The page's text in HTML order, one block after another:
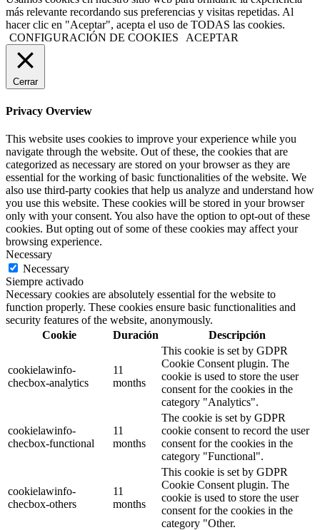
más relevante recordando sus preferencias y visitas repetidas. Al
hacer clic en "Aceptar", acepta el uso de TODAS las cookies.
CONFIGURACIÓN DE COOKIES
ACEPTAR
Cerrar
Privacy Overview
This website uses cookies to improve your experience while you
navigate through the website. Out of these, the cookies that are
categorized as necessary are stored on your browser as they are
essential for the working of basic functionalities of the website. We
also use third-party cookies that help us analyze and understand how
you use this website. These cookies will be stored in your browser
only with your consent. You also have the option to opt-out of these
cookies. But opting out of some of these cookies may affect your
browsing experience.
Necessary
Necessary
Siempre activado
Necessary cookies are absolutely essential for the website to
function properly. These cookies ensure basic functionalities and
security features of the website, anonymously.
Cookie
Duración Descripción
cookielawinfo-
checbox-analytics
11
months
This cookie is set by GDPR
Cookie Consent plugin. The
cookie is used to store the user
consent for the cookies in the
category "Analytics".
cookielawinfo-
checbox-functional
11
months
The cookie is set by GDPR
cookie consent to record the user
consent for the cookies in the
category "Functional".
cookielawinfo-
checbox-others
11
months
This cookie is set by GDPR
Cookie Consent plugin. The
cookie is used to store the user
consent for the cookies in the
category "Other.